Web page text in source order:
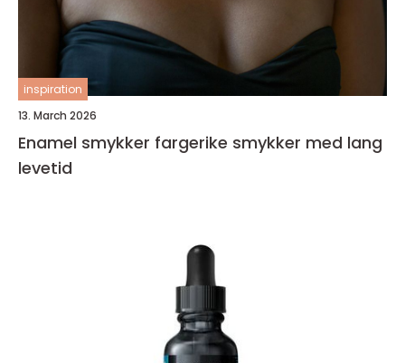
inspiration
13. March 2026
Enamel smykker fargerike smykker med lang
levetid